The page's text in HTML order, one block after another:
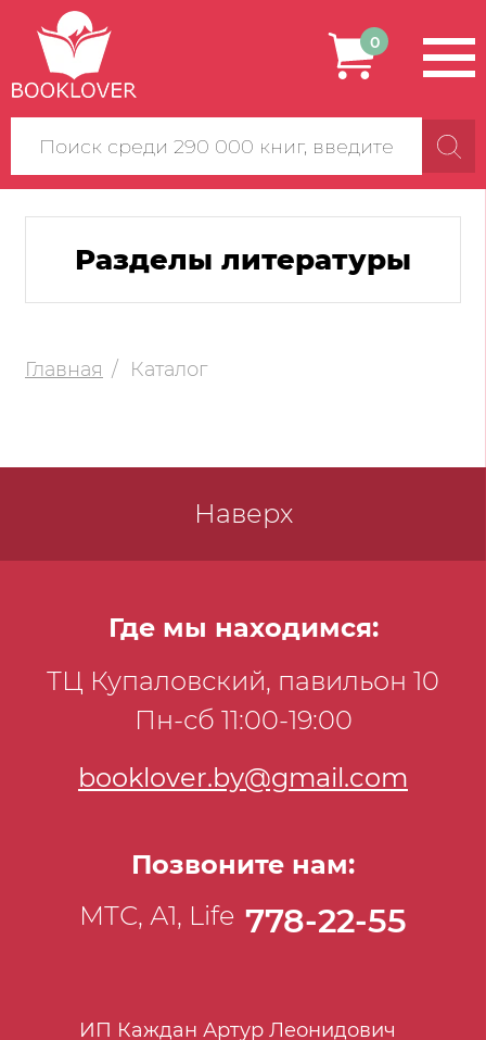
Поиск
по
сайту
0
Разделы литературы
Главная Каталог
Наверх
ИП Каждан Артур Леонидович
Где мы находимся:
ТЦ Купаловский, павильон 10
Пн-сб 11:00-19:00
booklover.by@gmail.com
Позвоните нам:
МТС, А1, Life 778-22-55